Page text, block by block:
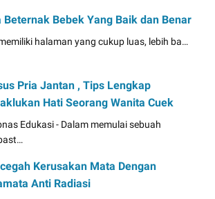
Beternak Bebek Yang Baik dan Benar
halaman yang cukup luas, lebih ba…
Pria Jantan , Tips Lengkap
Hati Seorang Wanita Cuek
Edukasi - Dalam memulai sebuah
Kerusakan Mata Dengan
Anti Radiasi